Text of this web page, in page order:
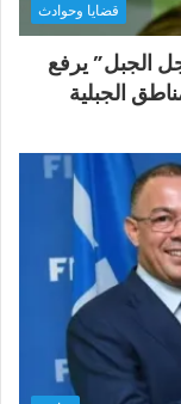
قضايا وحوادث
من أجل الجبل” يرفع
الجبلية